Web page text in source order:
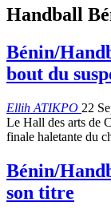
Handball
Bénin/
bout du
Ellih ATIKPO 22
Le Hall des arts de
finale haletante du
Bénin/
son titre